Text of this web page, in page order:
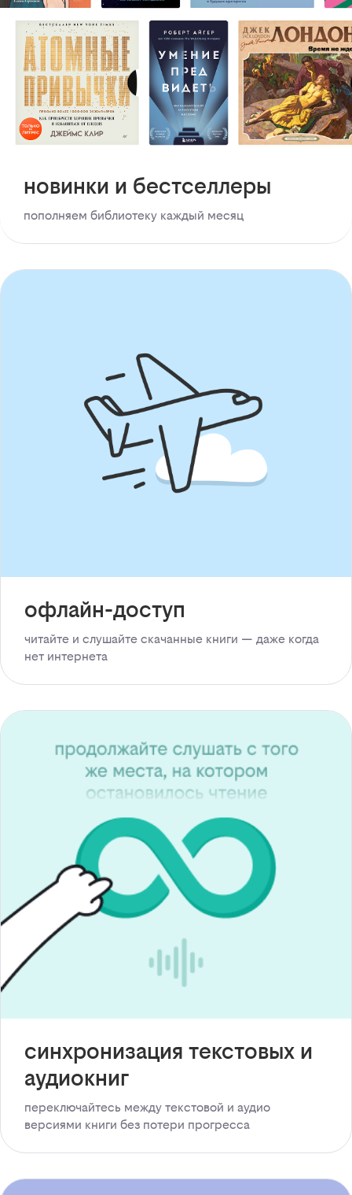
новинки и бестселлеры
пополняем библиотеку каждый месяц
офлайн-доступ
читайте и слушайте скачанные книги — даже когда
нет интернета
синхронизация текстовых и
аудиокниг
переключайтесь между текстовой и аудио
версиями книги без потери прогресса